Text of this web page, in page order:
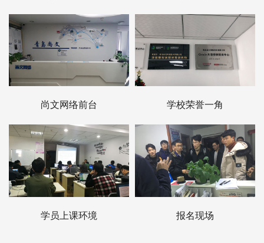
尚文网络前台 学校荣誉一角
学员上课环境 报名现场